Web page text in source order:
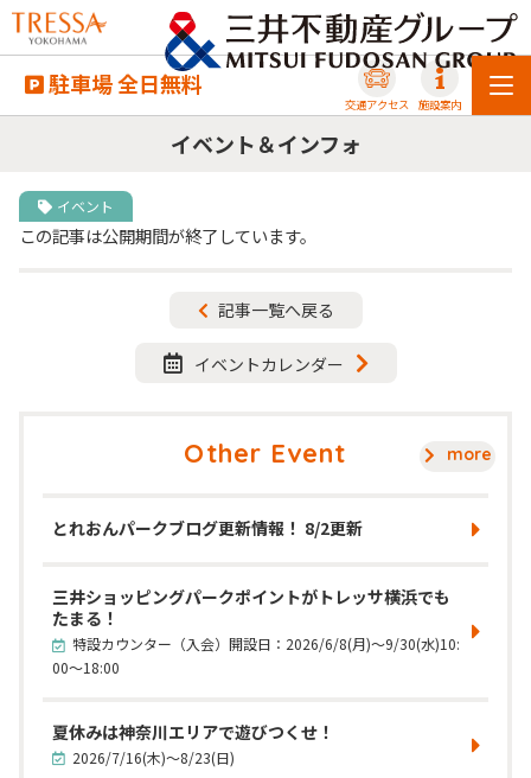
駐車場 全日無料
交通アクセス 施設案内
イベント＆インフォ
イベント
この記事は公開期間が終了しています。
記事一覧へ戻る
イベントカレンダー
Other Event more
とれおんパークブログ更新情報！ 8/2更新
三井ショッピングパークポイントがトレッサ横浜でも
たまる！
特設カウンター（入会）開設日：2026/6/8(月)～9/30(水)10:
00～18:00
夏休みは神奈川エリアで遊びつくせ！
2026/7/16(木)～8/23(日)